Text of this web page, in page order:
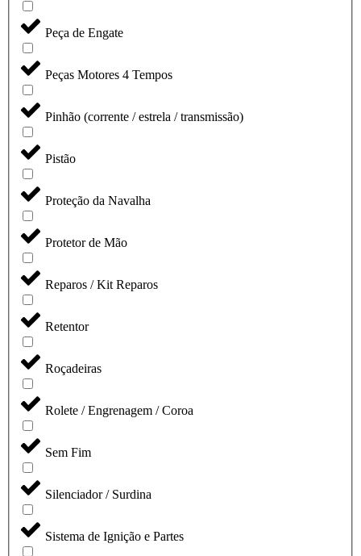
Peça de Engate
Peças Motores 4 Tempos
Pinhão (corrente / estrela / transmissão)
Pistão
Proteção da Navalha
Protetor de Mão
Reparos / Kit Reparos
Retentor
Roçadeiras
Rolete / Engrenagem / Coroa
Sem Fim
Silenciador / Surdina
Sistema de Ignição e Partes